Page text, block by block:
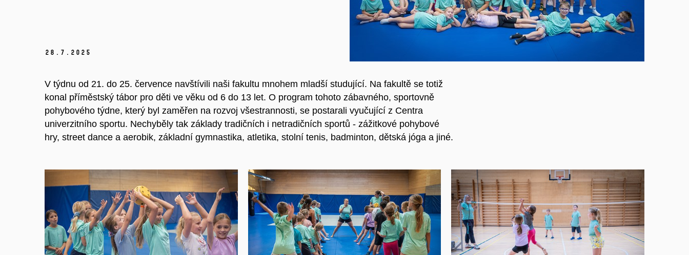
28. 7. 2025
V týdnu od 21. do 25. července navštívili naši fakultu mnohem mladší studující. Na fakultě se totiž
konal příměstský tábor pro děti ve věku od 6 do 13 let. O program tohoto zábavného, sportovně
pohybového týdne, který byl zaměřen na rozvoj všestrannosti, se postarali vyučující z Centra
univerzitního sportu. Nechyběly tak základy tradičních i netradičních sportů - zážitkové pohybové
hry, street dance a aerobik, základní gymnastika, atletika, stolní tenis, badminton, dětská jóga a jiné.